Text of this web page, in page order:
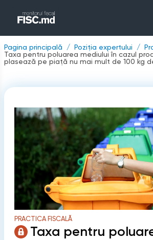
Pagina principală Poziția expertului
Taxa pentru poluarea mediului în cazul
plasează pe piaţă nu mai mult de 100 kg
PRACTICA FISCALĂ
Taxa pentru